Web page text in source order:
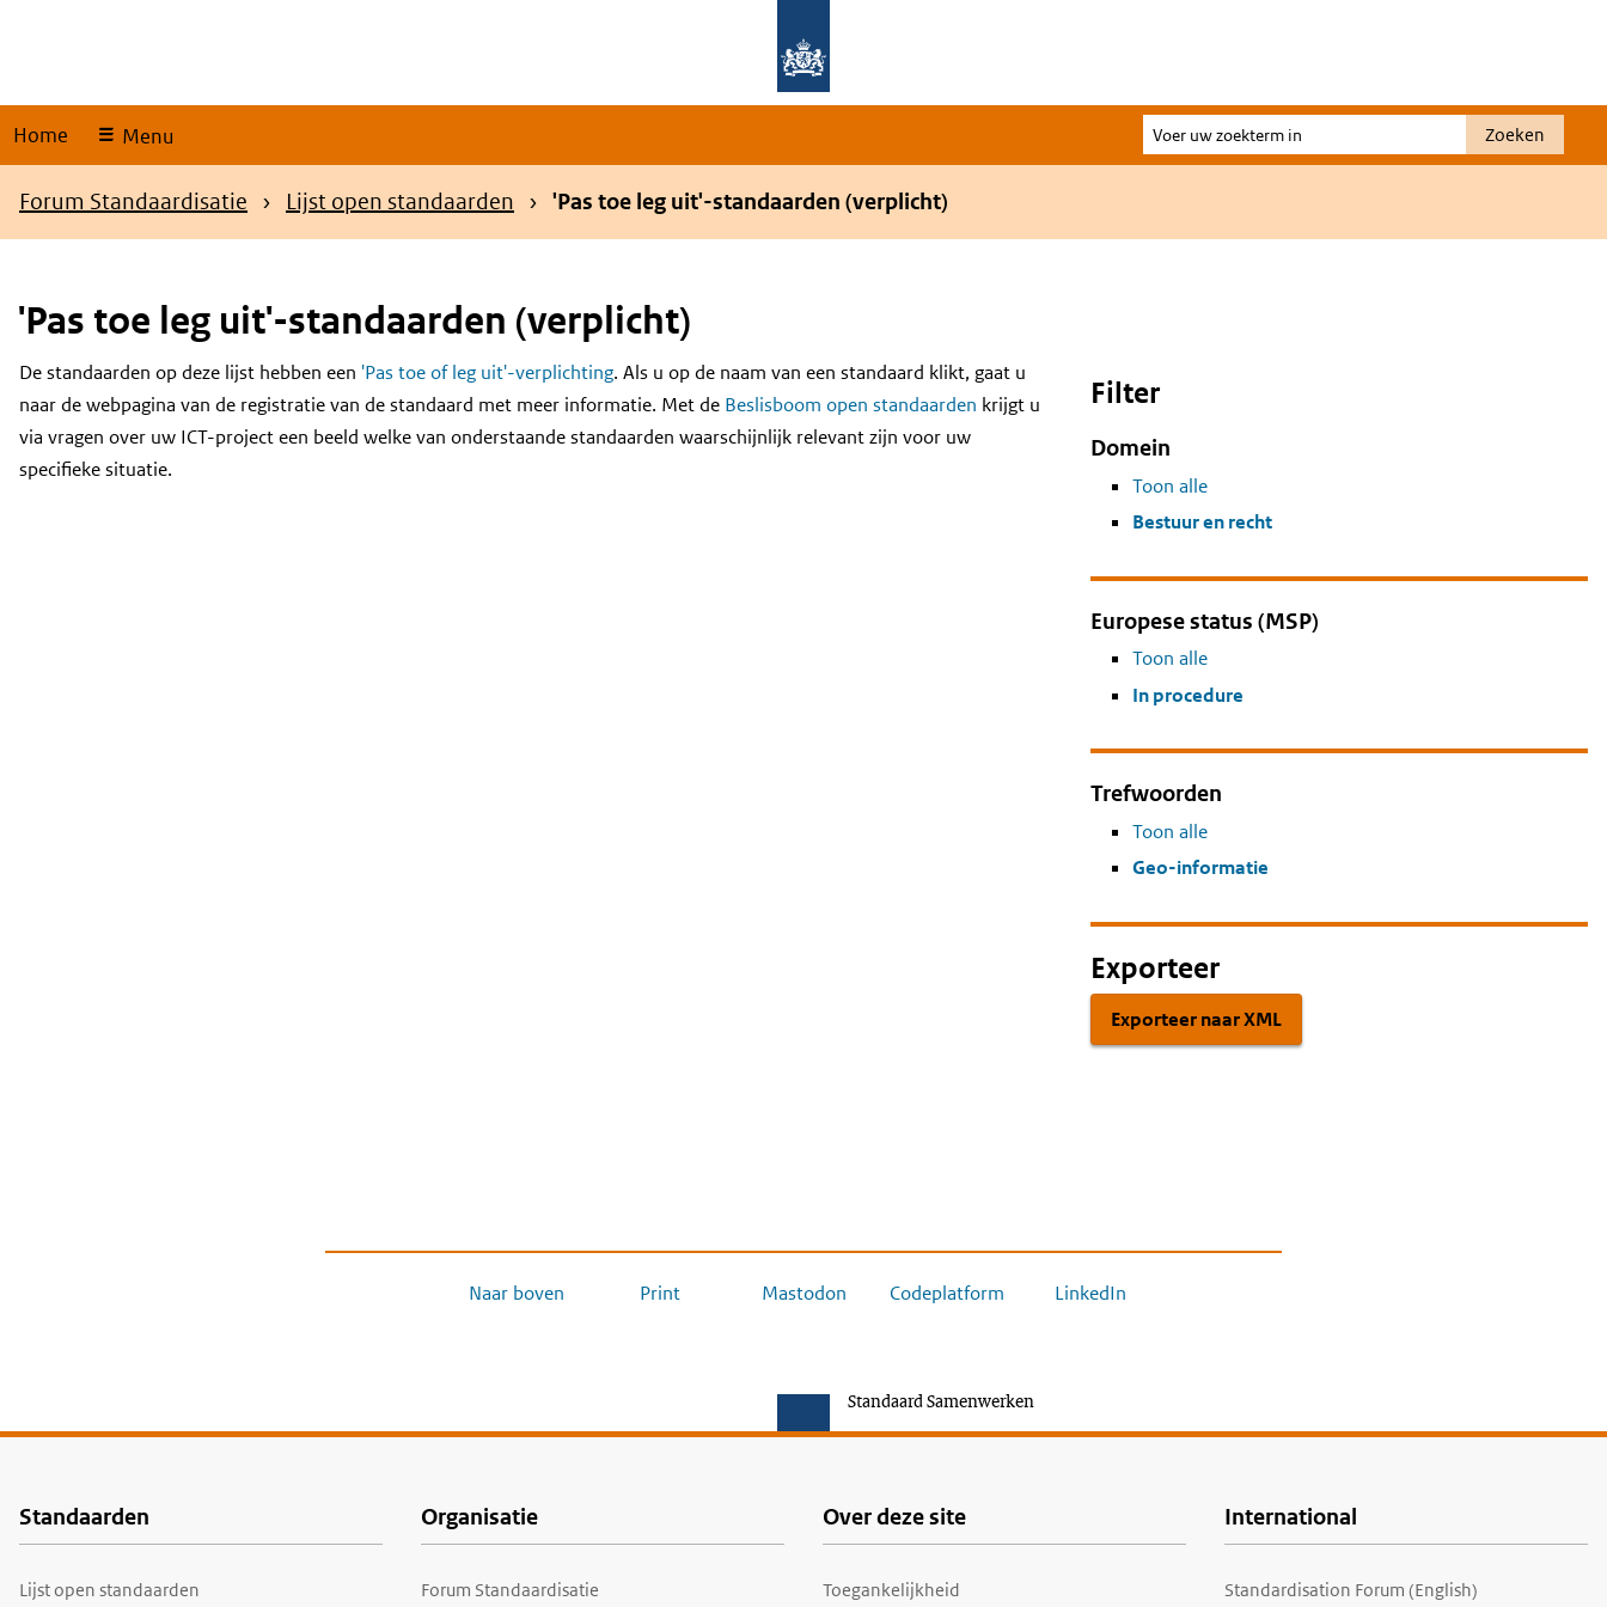
Home Menu
Voer
uw
Zoeken
Kruimelpad
Forum Standaardisatie Lijst open standaarden 'Pas toe leg uit'-standaarden (verplicht)
'Pas toe leg uit'-standaarden (verplicht)
Content
De standaarden op deze lijst hebben een 'Pas toe of leg uit'-verplichting. Als u op de naam van een standaard klikt, gaat u
naar de webpagina van de registratie van de standaard met meer informatie. Met de Beslisboom open standaarden krijgt u
via vragen over uw ICT-project een beeld welke van onderstaande standaarden waarschijnlijk relevant zijn voor uw
specifieke situatie.
Filter
Domein
Toon alle
Bestuur en recht
Europese status (MSP)
Toon alle
In procedure
Trefwoorden
Toon alle
Geo-informatie
Exporteer
Exporteer naar XML
Naar boven Print Mastodon Codeplatform LinkedIn
Standaard Samenwerken
Voet
Standaarden
Lijst open standaarden
Organisatie
Forum Standaardisatie
Over deze site
Toegankelijkheid
International
Standardisation Forum (English)